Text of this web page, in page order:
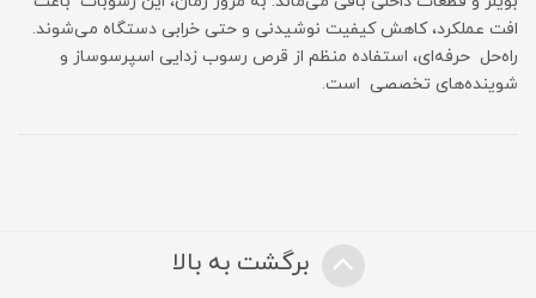
افت عملکرد، کاهش کیفیت نوشیدنی و حتی خرابی دستگاه می‌شوند.
راه‌حل حرفه‌ای، استفاده منظم از قرص رسوب زدایی اسپرسوساز و
شوینده‌های تخصصی است.
برگشت به بالا